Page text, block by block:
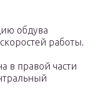
обдува
работы.
в правой части